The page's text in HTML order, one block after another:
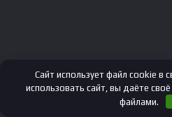
Сайт использует файл cookie в
использовать сайт, вы даёте своё
файлами.